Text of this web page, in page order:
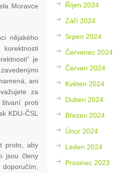
Moravce
nějakého
je
ani
za
štvaní proti
KDU-ČSL
proto, aby
jsou členy
Říjen 2024
Září 2024
Srpen 2024
Červenec 2024
Červen 2024
Květen 2024
Duben 2024
Březen 2024
Únor 2024
Leden 2024
Prosinec 2023